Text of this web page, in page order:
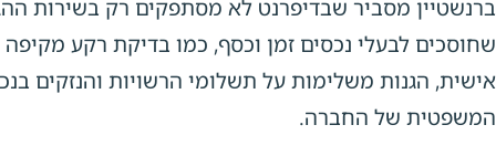
ברנשטיין מסביר שבדיפרנט לא מסתפקים רק בשירות
שחוסכים לבעלי נכסים זמן וכסף, כמו בדיקת רקע
אישית, הגנות משלימות על תשלומי הרשויות והנזקים
המשפטית של החברה.